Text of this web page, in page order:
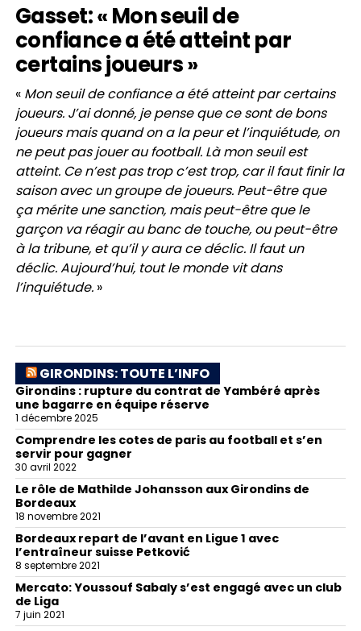
Gasset: « Mon seuil de
confiance a été atteint par
certains joueurs »
« Mon seuil de confiance a été atteint par certains
joueurs. J’ai donné, je pense que ce sont de bons
joueurs mais quand on a la peur et l’inquiétude, on
ne peut pas jouer au football. Là mon seuil est
atteint. Ce n’est pas trop c’est trop, car il faut finir la
saison avec un groupe de joueurs. Peut-être que
ça mérite une sanction, mais peut-être que le
garçon va réagir au banc de touche, ou peut-être
à la tribune, et qu’il y aura ce déclic. Il faut un
déclic. Aujourd’hui, tout le monde vit dans
l’inquiétude.»
GIRONDINS: TOUTE L’INFO
Girondins : rupture du contrat de Yambéré après
une bagarre en équipe réserve
1 décembre 2025
Comprendre les cotes de paris au football et s’en
servir pour gagner
30 avril 2022
Le rôle de Mathilde Johansson aux Girondins de
Bordeaux
18 novembre 2021
Bordeaux repart de l’avant en Ligue 1 avec
l’entraîneur suisse Petković
8 septembre 2021
Mercato: Youssouf Sabaly s’est engagé avec un club
de Liga
7 juin 2021